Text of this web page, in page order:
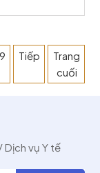
9 Tiếp
Trang
cuối
Dịch vụ Y tế